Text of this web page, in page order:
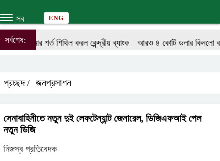
সব ENG
সর্বশেষ:
ঋণসীমার শর্ত শিথিল করল কেন্দ্রীয় ব্যাংক আরও ৪ কোটি ডলার কিনলো
প্রচ্ছদ / জনপ্রসাশন
সেনাবাহিনীতে নতুন দুই লেফটেন্যান্ট জেনারেল, ডিজিএফআই পেল
নতুন ডিজি
নিজস্ব প্রতিবেদক